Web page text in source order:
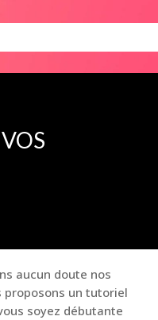
aucun doute nos
proposons un tutoriel
soyez débutante